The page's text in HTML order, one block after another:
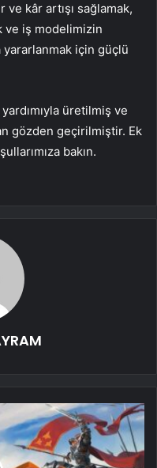
kâr artışı sağlamak,
iş modelimizin
için güçlü
üretilmiş ve
gözden geçirilmiştir. Ek
bakın.